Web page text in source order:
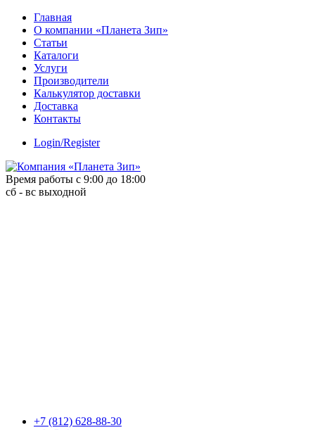
Skip
content
Главная
О компании «Планета Зип»
Статьи
Каталоги
Услуги
Производители
Калькулятор доставки
Доставка
Контакты
Login/Register
Время работы с 9:00 до 18:00
сб - вс выходной
+7 (812) 628-88-30